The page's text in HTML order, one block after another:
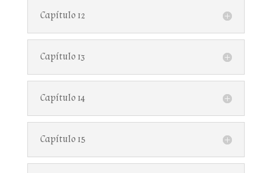
Capítulo 12
Capítulo 13
Capítulo 14
Capítulo 15